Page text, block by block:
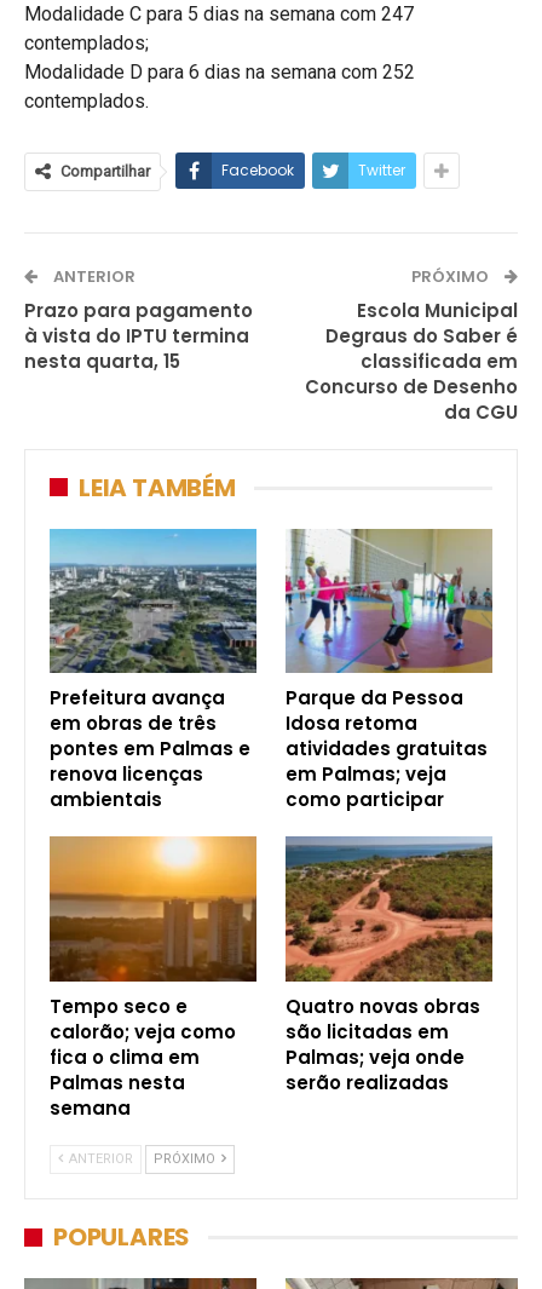
Modalidade C para 5 dias na semana com 247
contemplados;
Modalidade D para 6 dias na semana com 252
contemplados.
Compartilhar Facebook Twitter
ANTERIOR
Prazo para pagamento
à vista do IPTU termina
nesta quarta, 15
PRÓXIMO
Escola Municipal
Degraus do Saber é
classificada em
Concurso de Desenho
da CGU
LEIA TAMBÉM
Prefeitura avança
em obras de três
pontes em Palmas e
renova licenças
ambientais
Parque da Pessoa
Idosa retoma
atividades gratuitas
em Palmas; veja
como participar
Tempo seco e
calorão; veja como
fica o clima em
Palmas nesta
semana
Quatro novas obras
são licitadas em
Palmas; veja onde
serão realizadas
ANTERIOR PRÓXIMO
POPULARES